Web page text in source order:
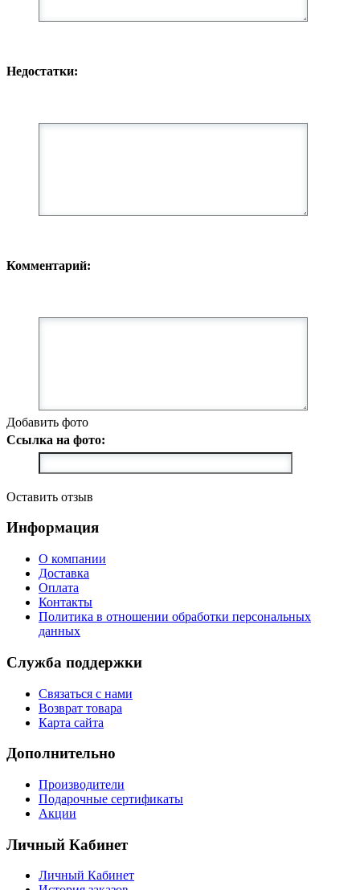
Недостатки:
Комментарий:
Добавить фото
Ссылка на фото:
Оставить отзыв
Информация
О компании
Доставка
Оплата
Контакты
Политика в отношении обработки персональных
данных
Служба поддержки
Связаться с нами
Возврат товара
Карта сайта
Дополнительно
Производители
Подарочные сертификаты
Акции
Личный Кабинет
Личный Кабинет